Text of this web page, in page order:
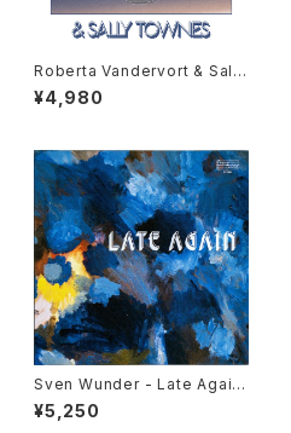
Roberta Vandervort & Sally
Townes "LP"
¥4,980
Sven Wunder - Late Again
"LP"
¥5,250